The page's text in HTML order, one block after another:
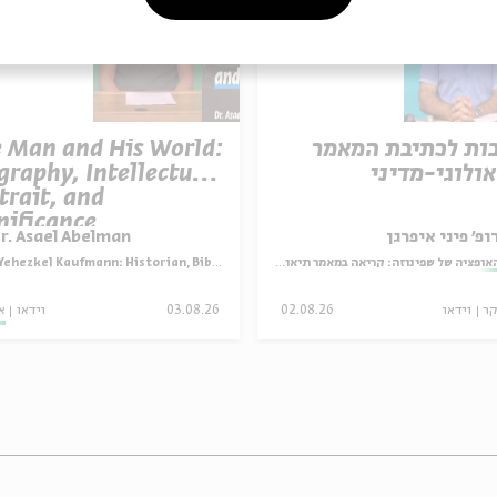
Man and His World:
Intellectual
and
Asael Abelman
Kaufmann: Historian, Biblical Scholar, and Zionist Thinker
וידאו 03.08.26
לכתיבת המאמר
מדיני
פיני איפרגן
של שפינוזה: קריאה במאמר תיאולוגי־מדיני
וידאו 02.08.26